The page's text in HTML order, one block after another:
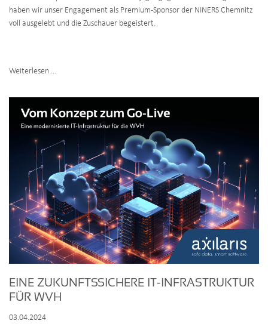
haben wir unser Engagement als Premium-Sponsor der NINERS Chemnitz
voll ausgelebt und die Zuschauer begeistert.
Weiterlesen …
NINERS-
Promotion
EINE ZUKUNFTSSICHERE IT-INFRASTRUKTUR
FÜR WVH
03.04.2024